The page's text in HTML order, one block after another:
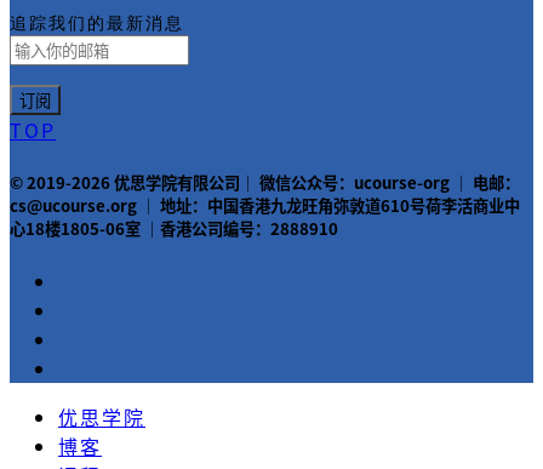
追踪我们的最新消息
TOP
© 2019-2026 优思学院有限公司｜ 微信公众号：ucourse-org ｜ 电邮：
cs@ucourse.org ｜ 地址：中国香港九龙旺角弥敦道610号荷李活商业中
心18楼1805-06室 ｜香港公司编号：2888910
优思学院
博客